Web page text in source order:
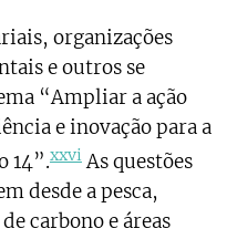
organizações
e outros se
“Ampliar a ação
e inovação para a
14”.xxviAs questões
desde a pesca,
carbono e áreas